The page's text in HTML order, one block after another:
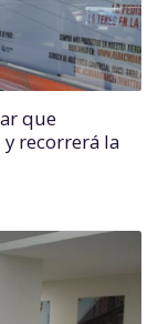
que
recorrerá la